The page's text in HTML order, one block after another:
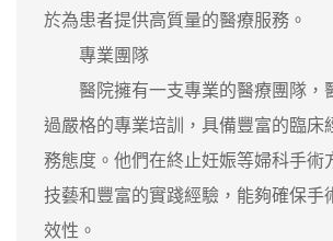
於為患者提供高質量的醫療服務。
專業團隊
醫院擁有一支專業的醫療團隊，
過嚴格的專業培訓，具備豐富的臨床
務態度。他們在終止妊娠等婦科手術
技藝和豐富的實踐經驗，能夠確保手
效性。